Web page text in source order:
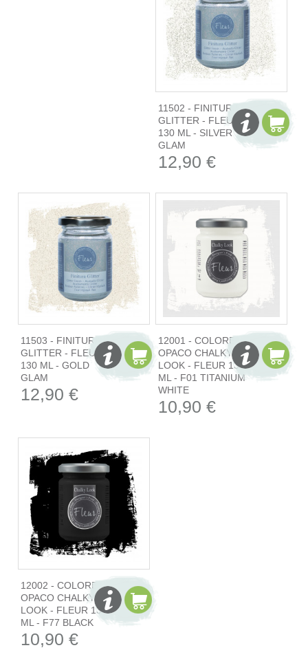
11502 - FINITURA
GLITTER - FLEUR
130 ML - SILVER
GLAM
12,90 €
11503 - FINITURA
GLITTER - FLEUR
130 ML - GOLD
GLAM
12,90 €
12001 - COLORE
OPACO CHALKY
LOOK - FLEUR 130
ML - F01 TITANIUM
WHITE
10,90 €
12002 - COLORE
OPACO CHALKY
LOOK - FLEUR 130
ML - F77 BLACK
10,90 €